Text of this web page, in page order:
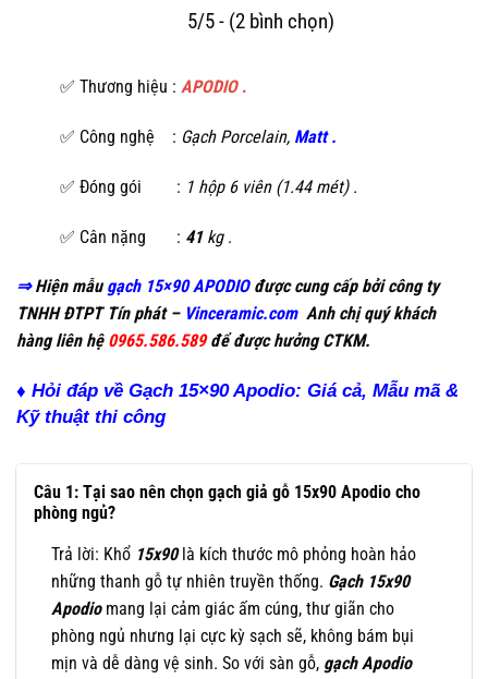
5/5 - (2 bình chọn)
✅ Thương hiệu : APODIO.
✅ Công nghệ : Gạch Porcelain, Matt .
✅ Đóng gói : 1 hộp 6 viên (1.44 mét) .
✅ Cân nặng : 41 kg.
⇒Hiện mẫu gạch 15×90 APODIO được cung cấp bởi công ty
TNHH ĐTPT Tín phát – Vinceramic.com Anh chị quý khách
hàng liên hệ 0965.586.589để được hưởng CTKM.
♦ Hỏi đáp về Gạch 15×90 Apodio: Giá cả, Mẫu mã &
Kỹ thuật thi công
Câu 1: Tại sao nên chọn gạch giả gỗ 15x90 Apodio cho
phòng ngủ?
Trả lời: Khổ 15x90là kích thước mô phỏng hoàn hảo
những thanh gỗ tự nhiên truyền thống. Gạch 15x90
Apodio mang lại cảm giác ấm cúng, thư giãn cho
phòng ngủ nhưng lại cực kỳ sạch sẽ, không bám bụi
mịn và dễ dàng vệ sinh. So với sàn gỗ, gạch Apodio